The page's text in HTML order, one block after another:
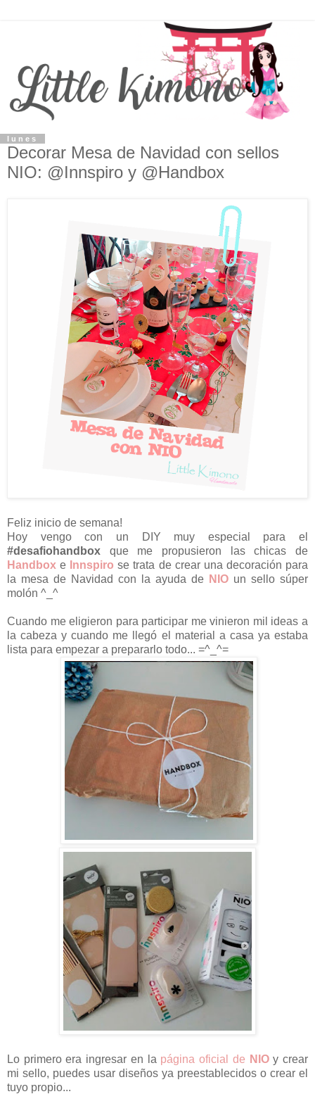
lunes
Decorar Mesa de Navidad con sellos
NIO: @Innspiro y @Handbox
Feliz inicio de semana!
Hoy vengo con un DIY muy especial para el
#desafiohandbox que me propusieron las chicas de
Handbox e Innspiro se trata de crear una decoración para
la mesa de Navidad con la ayuda de NIO un sello súper
molón ^_^
Cuando me eligieron para participar me vinieron mil ideas a
la cabeza y cuando me llegó el material a casa ya estaba
lista para empezar a prepararlo todo... =^_^=
Lo primero era ingresar en la página oficial de NIO y crear
mi sello, puedes usar diseños ya preestablecidos o crear el
tuyo propio...